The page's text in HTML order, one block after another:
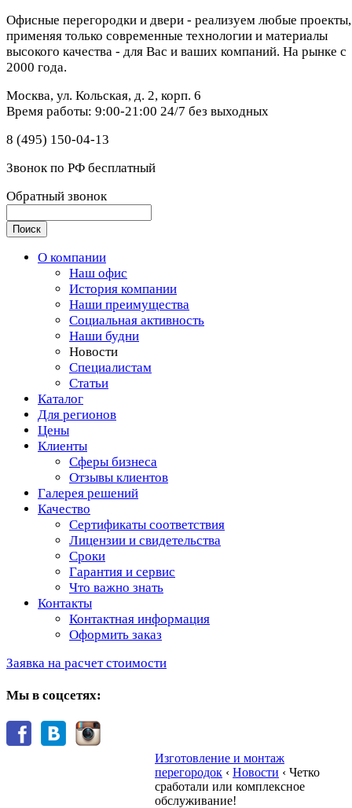
Офисные перегородки и двери - реализуем любые проекты,
применяя только современные технологии и материалы
высокого качества - для Вас и ваших компаний. На рынке с
2000 года.
Москва, ул. Кольская, д. 2, корп. 6
Время работы: 9:00-21:00 24/7 без выходных
8 (495) 150-04-13
Звонок по РФ бесплатный
Обратный звонок
О компании
Наш офис
История компании
Наши преимущества
Социальная активность
Наши будни
Новости
Специалистам
Статьи
Каталог
Для регионов
Цены
Клиенты
Сферы бизнеса
Отзывы клиентов
Галерея решений
Качество
Сертификаты соответствия
Лицензии и свидетельства
Сроки
Гарантия и сервис
Что важно знать
Контакты
Контактная информация
Оформить заказ
Заявка на расчет стоимости
Мы в соцсетях:
Изготовление и монтаж
перегородок ‹ Новости ‹ Четко
сработали или комплексное
обслуживание!